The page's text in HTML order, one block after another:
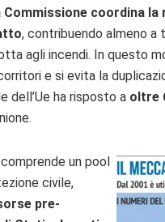
Commissione coordina
, contribuendo almeno
agli incendi. In questo
e si evita la
dell’Ue ha risposto a oltre
un pool
civile,
pre-